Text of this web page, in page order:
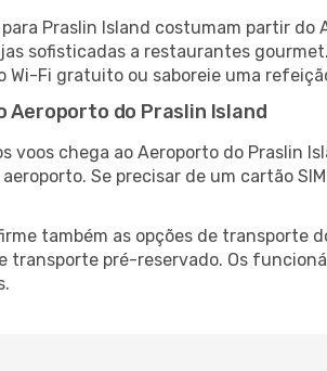
para Praslin Island costumam partir
sofisticadas a restaurantes
Wi-Fi gratuito ou saboreie uma
Aeroporto do Praslin Island
voos chega ao Aeroporto do Praslin
Se precisar de um cartão
também as opções de transporte
transporte pré-reservado. Os